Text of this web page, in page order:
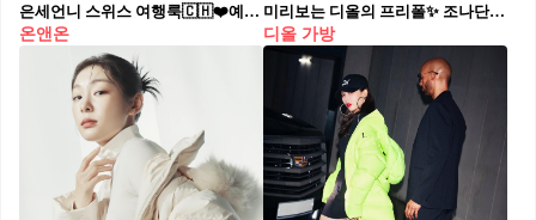
은세언니 스위스 여행룩🇨🇭❤️예뻐 겨울 여행 준비 중이면 러블리☃️🧣겨울여행룩 저장할것
온앤온
미리보는 디올의 프리폴✨ 조나단 앤더슨의 2026 Pre-Fall 라인업 조나단 앤더슨이 디올 2026 프리폴 쇼룸 라인업을 공개했습니다. 무당벌레와 파인애플 주얼리부터 레이디 디올 백의 니팅 플라워 버전까지, 앤더슨의 공예적 디테일이 담긴 작품들이 시선을 끄는데요. 디올 시그니처를 담은 새틴 샌들부터 클래식 슈즈 라인까지 더해지며 우아하고 조형적인 앤더슨의 프리폴 무드, 지금 바로 확인해보세요.
디올 가방